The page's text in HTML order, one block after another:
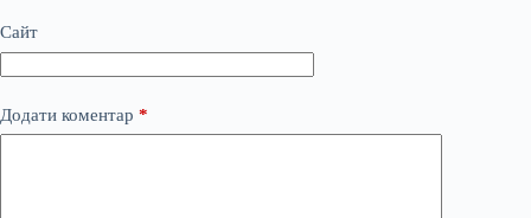
Сайт
Додати коментар *